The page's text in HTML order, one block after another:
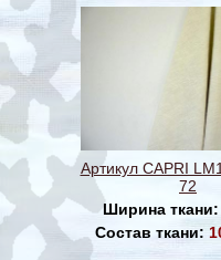
Артикул CAPRI
72
Ширина
Состав ткани: